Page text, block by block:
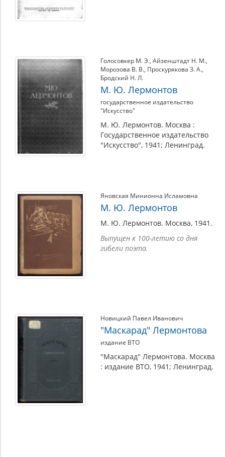
Голосовкер М. Э., Айзенштадт Н. М.,
Морозова В. В., Проскурякова З. А.,
Бродский Н. Л.
М. Ю. Лермонтов
государственное издательство
"Искусство"
М. Ю. Лермонтов. Москва :
Государственное издательство
"Искусство", 1941; Ленинград.
Яновская Минионна Исламовна
М. Ю. Лермонтов
М. Ю. Лермонтов. Москва, 1941.
Выпущен к 100-летию со дня
гибели поэта.
Новицкий Павел Иванович
"Маскарад" Лермонтова
издание ВТО
"Маскарад" Лермонтова. Москва
: издание ВТО, 1941; Ленинград.